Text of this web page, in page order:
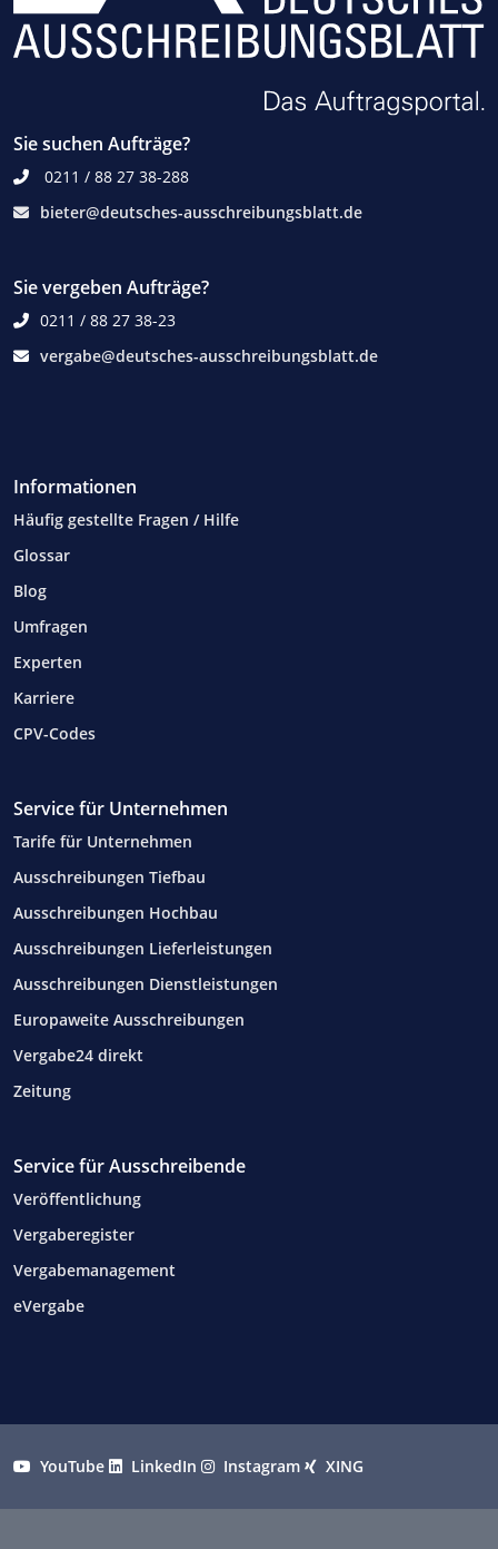
Sie suchen Aufträge?
0211 / 88 27 38-288
bieter@deutsches-ausschreibungsblatt.de
Sie vergeben Aufträge?
0211 / 88 27 38-23
vergabe@deutsches-ausschreibungsblatt.de
Informationen
Häufig gestellte Fragen / Hilfe
Glossar
Blog
Umfragen
Experten
Karriere
CPV-Codes
Service für Unternehmen
Tarife für Unternehmen
Ausschreibungen Tiefbau
Ausschreibungen Hochbau
Ausschreibungen Lieferleistungen
Ausschreibungen Dienstleistungen
Europaweite Ausschreibungen
Vergabe24 direkt
Zeitung
Service für Ausschreibende
Veröffentlichung
Vergaberegister
Vergabemanagement
eVergabe
YouTube LinkedIn Instagram XING